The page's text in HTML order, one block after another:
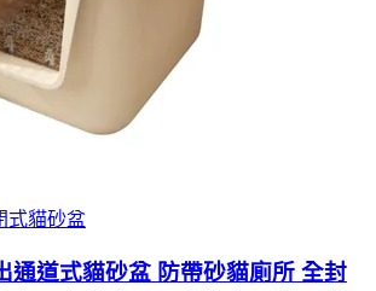
式貓砂盆
通道式貓砂盆 防帶砂貓廁所 全封